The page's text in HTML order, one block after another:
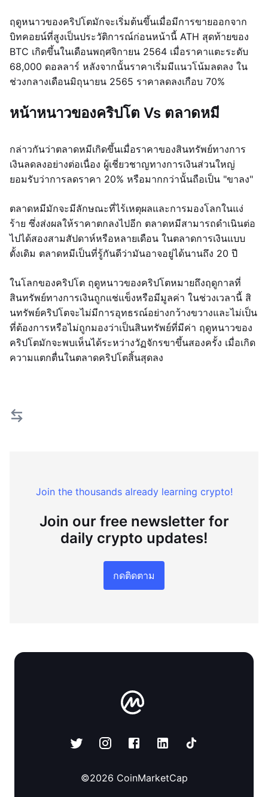
ฤดูหนาวของคริปโตมักจะเริ่มต้นขึ้นเมื่อมีการขายออกจาก
บิทคอยน์ที่สูงเป็นประวัติการณ์ก่อนหน้านี้ ATH สุดท้ายของ
BTC เกิดขึ้นในเดือนพฤศจิกายน 2564 เมื่อราคาแตะระดับ
68,000 ดอลลาร์ หลังจากนั้นราคาเริ่มมีแนวโน้มลดลง ใน
ช่วงกลางเดือนมิถุนายน 2565 ราคาลดลงเกือบ 70%
หน้าหนาวของคริปโต Vs ตลาดหมี
กล่าวกันว่าตลาดหมีเกิดขึ้นเมื่อราคาของสินทรัพย์ทางการ
เงินลดลงอย่างต่อเนื่อง ผู้เชี่ยวชาญทางการเงินส่วนใหญ่
ยอมรับว่าการลดราคา 20% หรือมากกว่านั้นถือเป็น "ขาลง"
ตลาดหมีมักจะมีลักษณะที่ไร้เหตุผลและการมองโลกในแง่
ร้าย ซึ่งส่งผลให้ราคาตกลงไปอีก ตลาดหมีสามารถดำเนินต่อ
ไปได้สองสามสัปดาห์หรือหลายเดือน ในตลาดการเงินแบบ
ดั้งเดิม ตลาดหมีเป็นที่รู้กันดีว่ามันอาจอยู่ได้นานถึง 20 ปี
ในโลกของคริปโต ฤดูหนาวของคริปโตหมายถึงฤดูกาลที่
สินทรัพย์ทางการเงินถูกแช่แข็งหรือมีมูลค่า ในช่วงเวลานี้ สิ
นทรัพย์คริปโตจะไม่มีการอุทธรณ์อย่างกว้างขวางและไม่เป็น
ที่ต้องการหรือไม่ถูกมองว่าเป็นสินทรัพย์ที่มีค่า ฤดูหนาวของ
คริปโตมักจะพบเห็นได้ระหว่างวัฏจักรขาขึ้นสองครั้ง เมื่อเกิด
ความแตกตื่นในตลาดคริปโตสิ้นสุดลง
Join the thousands already learning crypto!
Join our free newsletter for
daily crypto updates!
กดติดตาม
©2026 CoinMarketCap